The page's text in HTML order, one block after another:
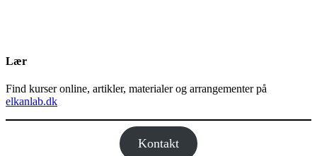
Lær
Find kurser online, artikler, materialer og arrangementer på
elkanlab.dk
Kontakt